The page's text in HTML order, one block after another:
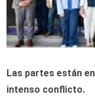
Las partes están
intenso conflicto.